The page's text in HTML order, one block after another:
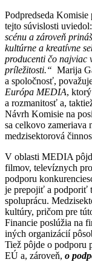
Podpredseda
tejto súvislosti uviedol:
scénu a zároveň
kultúrne a kreatívne
producenti čo najviac
príležitosti.“ Marija
a spoločnosť,
Európa MEDIA,
a rozmanitosť a,
Návrh Komisie na
sa celkovo
medzisektorová
V oblasti MEDIA
filmov, televíznych
podporu
je prepojiť a podporiť
spoluprácu.
kultúry, pričom pre
Financie poslúžia na
iných organizácií
Tiež pôjde o podporu
EÚ a, zároveň, o